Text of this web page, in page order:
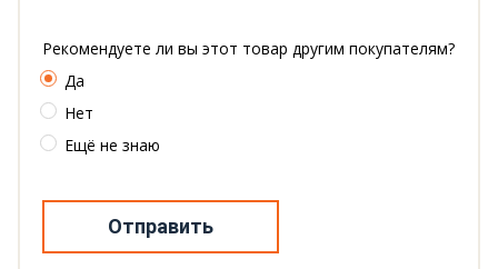
Рекомендуете ли вы этот товар другим покупателям?
Да
Нет
Ещё не знаю
Отправить